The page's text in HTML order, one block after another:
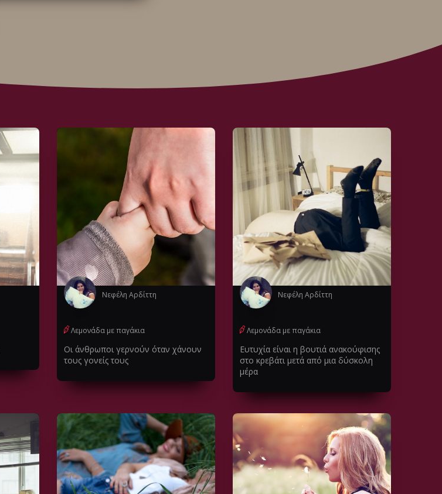
Νεφέλη Αρδίττη
Λεμονάδα με παγάκια
Οι άνθρωποι γερνούν όταν χάνουν
τους γονείς τους
Νεφέλη Αρδίττη
Λεμονάδα με παγάκια
Ευτυχία είναι η βουτιά ανακούφισης
στο κρεβάτι μετά από μια δύσκολη
μέρα